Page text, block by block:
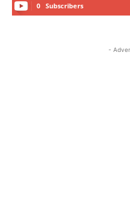
0 Subscribers
-